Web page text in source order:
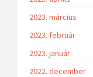
2023. március
2023. február
2023. január
2022. december